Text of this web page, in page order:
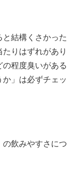
結構くさかった
りはずれがあり
程度臭いがある
」は必ずチェッ
の飲みやすさにつ